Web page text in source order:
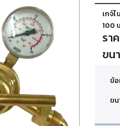
เกจ์
100
รา
ขน
ข้
ข